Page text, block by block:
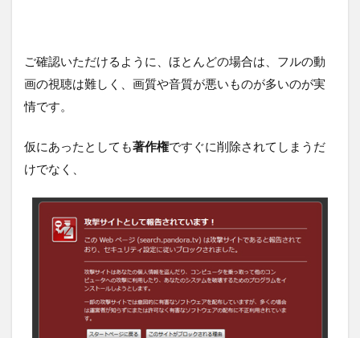
ご確認いただけるように、ほとんどの場合は、フルの動
画の視聴は難しく、画質や音質が悪いものが多いのが実
情です。
仮にあったとしても著作権ですぐに削除されてしまうだ
けでなく、